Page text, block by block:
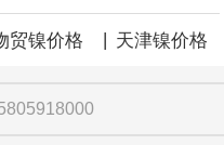
贸镍价格 | 天津镍价格